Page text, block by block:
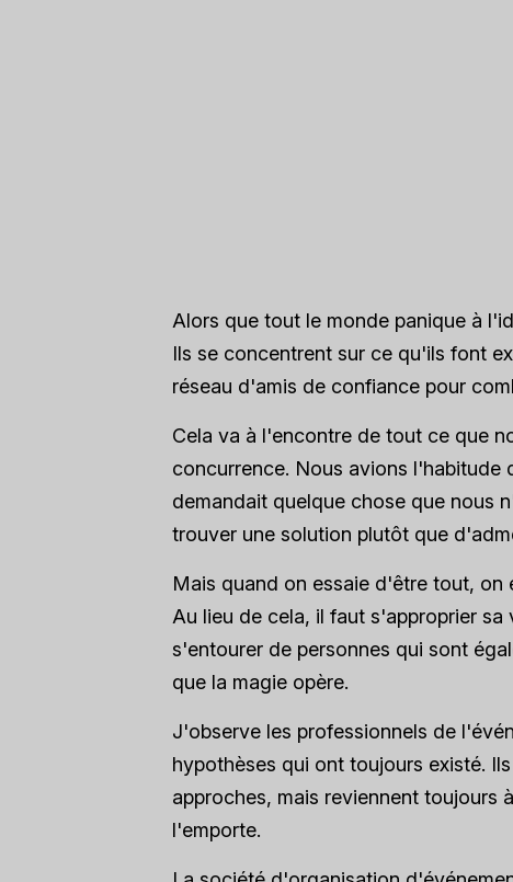
Alors que tout le monde panique à
Ils se concentrent sur ce qu'ils font
réseau d'amis de confiance pour
Cela va à l'encontre de tout ce que
concurrence. Nous avions l'habitude
demandait quelque chose que nous
trouver une solution plutôt que
Mais quand on essaie d'être tout, on
Au lieu de cela, il faut s'approprier
s'entourer de personnes qui sont
que la magie opère.
J'observe les professionnels de
hypothèses qui ont toujours existé.
approches, mais reviennent toujours
l'emporte.